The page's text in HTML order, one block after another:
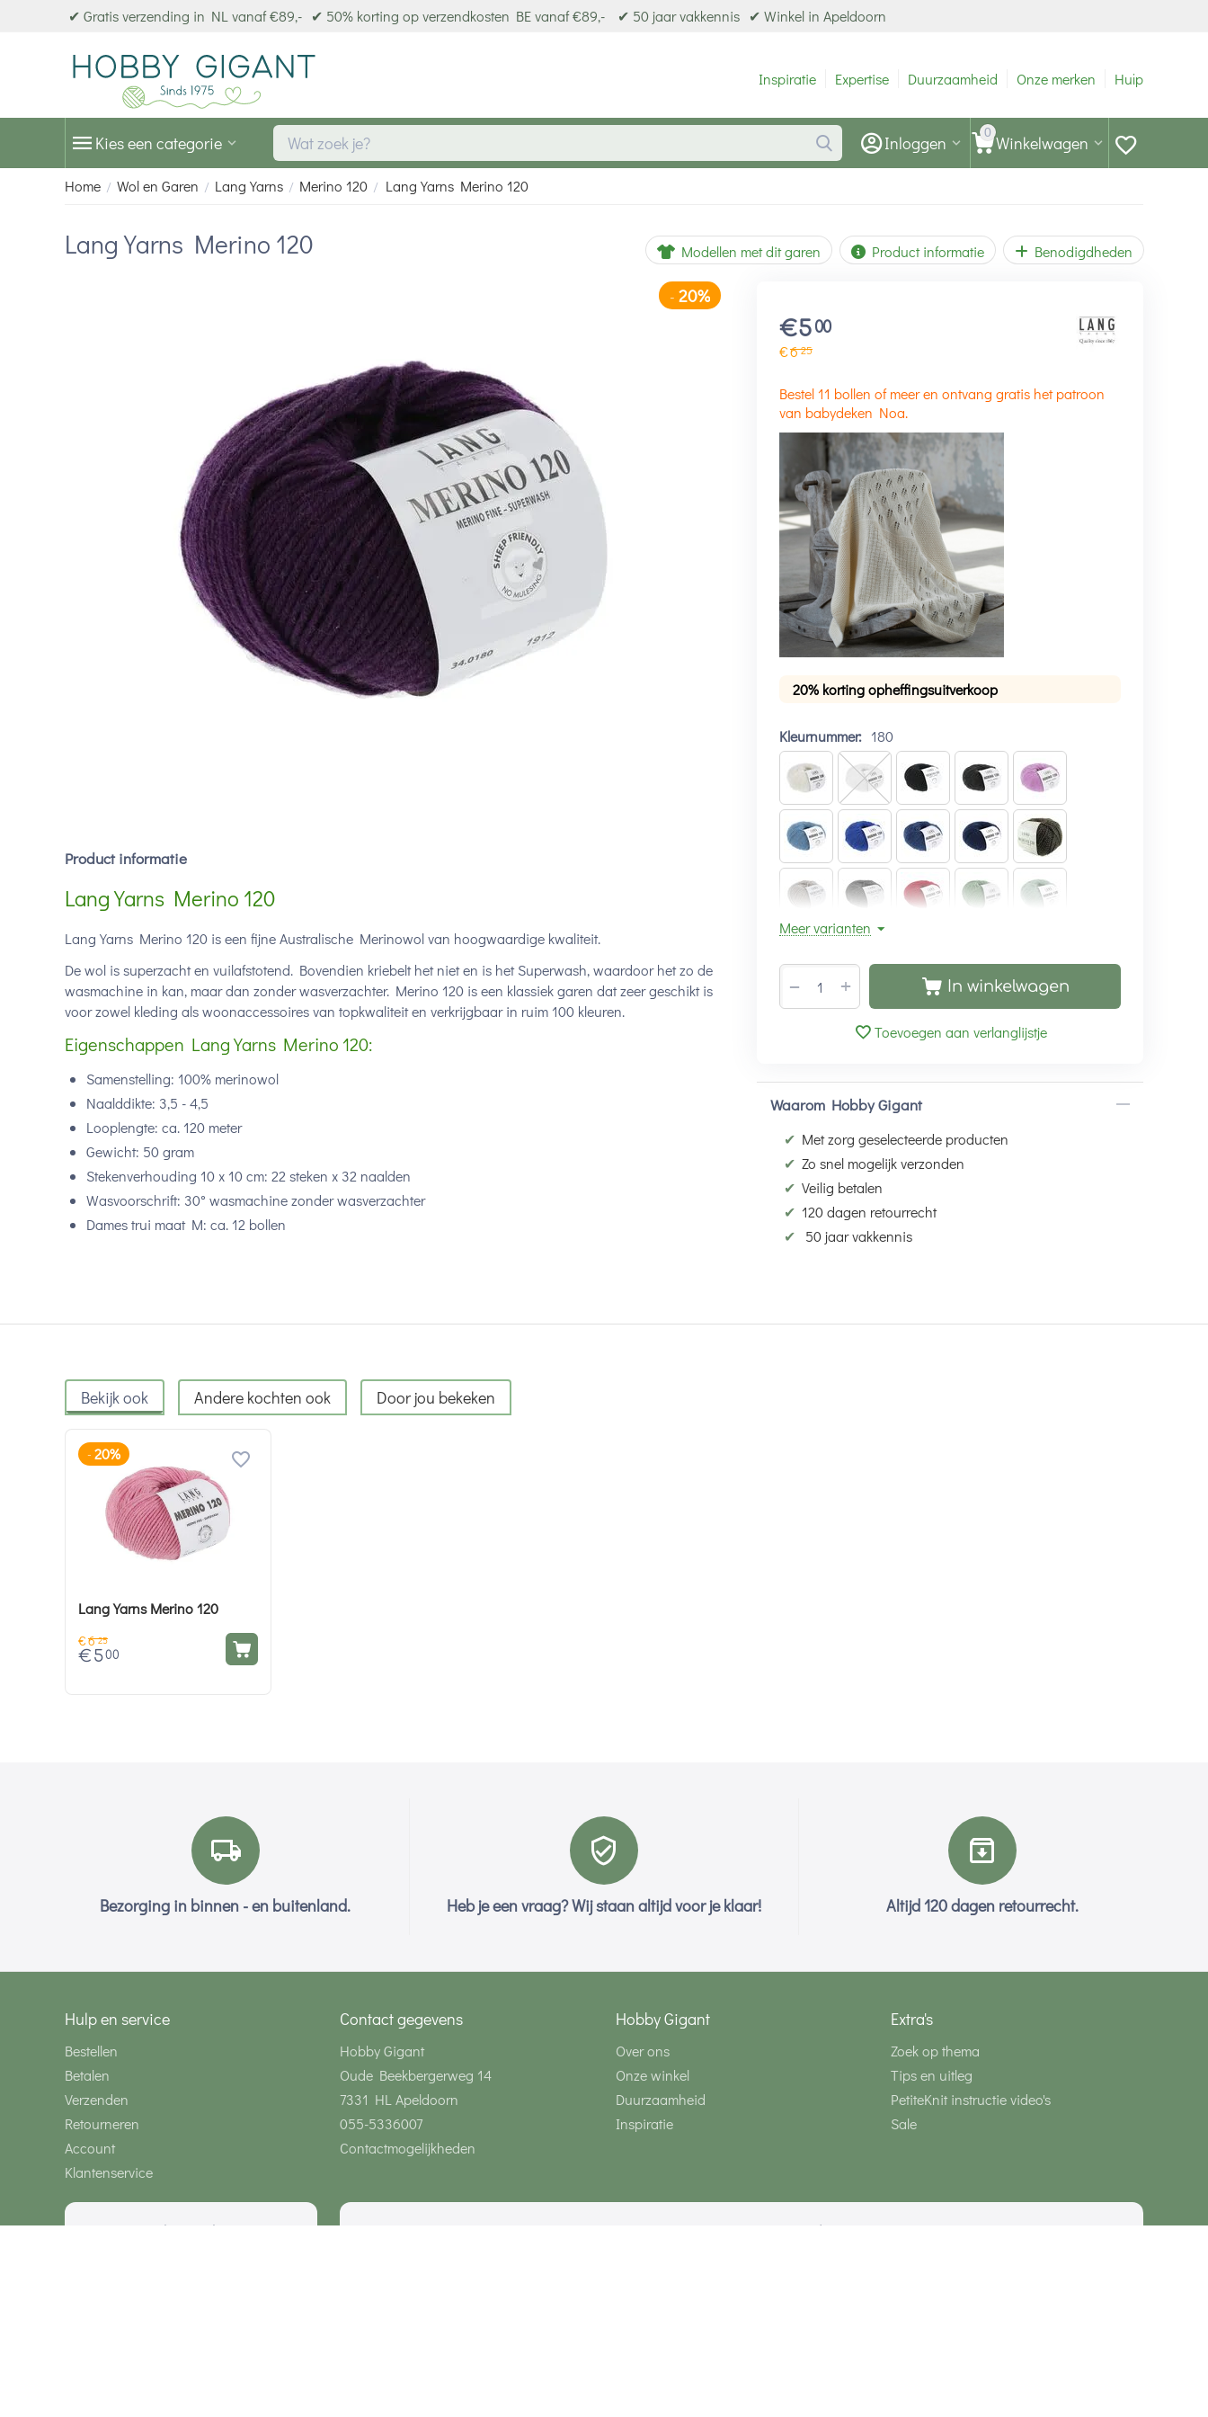
✔ Gratis verzending in NL vanaf €89,- ✔ 50% korting op verzendkosten BE vanaf €89,- ✔ 50 jaar vakkennis ✔ Winkel in Apeldoorn
Inspiratie Expertise Duurzaamheid Onze merken Hulp
Kies een categorie 0 Winkelwagen
Inloggen
Home / Wol en Garen / Lang Yarns / Merino 120 / Lang Yarns Merino 120
Lang Yarns Merino 120 Modellen met dit garen Product informatie Benodigdheden
€5 00
€625
Bestel 11 bollen of meer en ontvang gratis het patroon
van babydeken Noa.
20% korting opheffingsuitverkoop
Kleurnummer: 180
Meer varianten
+
− In winkelwagen
Toevoegen aan verlanglijstje
Waarom Hobby Gigant
✔ Met zorg geselecteerde producten
✔ Zo snel mogelijk verzonden
✔ Veilig betalen
✔ 120 dagen retourrecht
✔
50 jaar vakkennis
Product informatie
Lang Yarns Merino 120
Lang Yarns Merino 120 is een fijne Australische Merinowol van hoogwaardige kwaliteit.
De wol is superzacht en vuilafstotend. Bovendien kriebelt het niet en is het Superwash, waardoor het zo de
wasmachine in kan, maar dan zonder wasverzachter. Merino 120 is een klassiek garen dat zeer geschikt is
voor zowel kleding als woonaccessoires van topkwaliteit en verkrijgbaar in ruim 100 kleuren.
Eigenschappen Lang Yarns Merino 120:
Samenstelling: 100% merinowol
Naalddikte: 3,5 - 4,5
Looplengte: ca. 120 meter
Gewicht: 50 gram
Stekenverhouding 10 x 10 cm: 22 steken x 32 naalden
Wasvoorschrift: 30° wasmachine zonder wasverzachter
Dames trui maat M: ca. 12 bollen
Bekijk ook Andere kochten ook Door jou bekeken
- 20%
Lang Yarns Merino 120
€6 25
€ 5 00
Bezorging in binnen - en buitenland. Heb je een vraag? Wij staan altijd voor je klaar! Altijd 120 dagen retourrecht.
Hulp en service
Bestellen
Betalen
Verzenden
Retourneren
Account
Klantenservice
Contact gegevens
Hobby Gigant
Oude Beekbergerweg 14
7331 HL Apeldoorn
055-5336007
Contactmogelijkheden
Hobby Gigant
Over ons
Onze winkel
Duurzaamheid
Inspiratie
Extra's
Zoek op thema
Tips en uitleg
PetiteKnit instructie video's
Sale
Wij zijn bereikbaar via Volg ons via social media